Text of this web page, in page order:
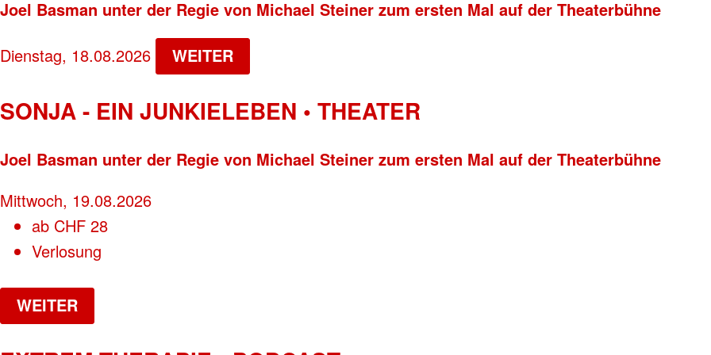
Joel Basman unter der Regie von Michael Steiner zum ersten Mal auf der Theaterbühne
Dienstag, 18.08.2026 WEITER
SONJA - EIN JUNKIELEBEN • THEATER
Joel Basman unter der Regie von Michael Steiner zum ersten Mal auf der Theaterbühne
Mittwoch, 19.08.2026
ab CHF 28
Verlosung
WEITER